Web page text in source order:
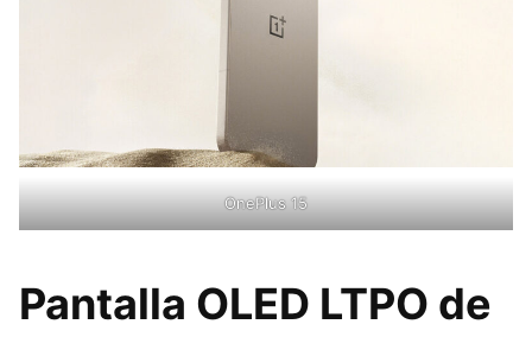
OnePlus 15
Pantalla OLED LTPO de